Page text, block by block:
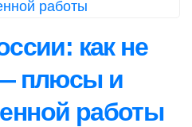
как не
плюсы и
работы